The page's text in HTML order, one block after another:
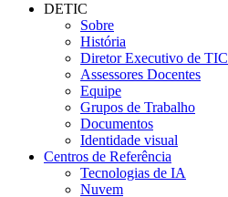
DETIC
Sobre
História
Diretor Executivo de TIC
Assessores Docentes
Equipe
Grupos de Trabalho
Documentos
Identidade visual
Centros de Referência
Tecnologias de IA
Nuvem